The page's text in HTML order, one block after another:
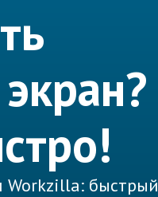
Workzilla: быстрый